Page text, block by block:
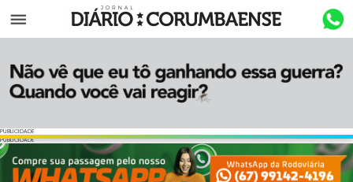
Menu
PUBLICIDADE
PUBLICIDADE